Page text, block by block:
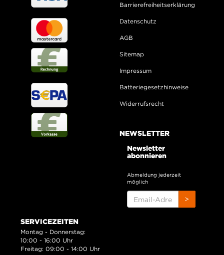
Barrierefreiheitserklärung
Datenschutz
AGB
Sitemap
Impressum
Batteriegesetzhinweise
Widerrufsrecht
NEWSLETTER
Newsletter
abonnieren
Abmeldung jederzeit
möglich
ADRESSE
>
SERVICEZEITEN
Montag - Donnerstag:
10:00 - 16:00 Uhr
Freitag: 09:00 - 14:00 Uhr